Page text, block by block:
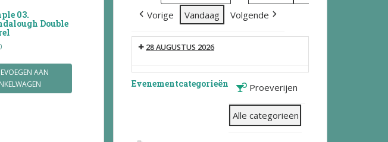
03.
Double
AAN
Vorige Vandaag Volgende
28 AUGUSTUS 2026
Evenementcategorieën Proeverijen
Alle categorieën